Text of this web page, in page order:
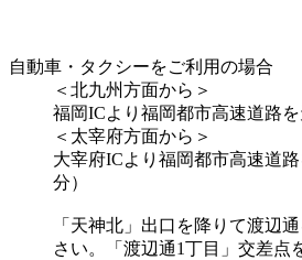
自動車・タクシーをご利用の場合
＜北九州方面から＞
福岡ICより福岡都市高速道路を
＜太宰府方面から＞
大宰府ICより福岡都市高速道
分）
「天神北」出口を降りて渡辺
さい。「渡辺通1丁目」交差点